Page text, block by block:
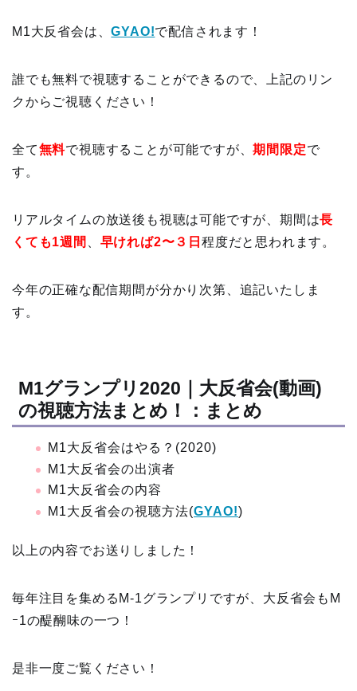
M1大反省会は、GYAO!で配信されます！
誰でも無料で視聴することができるので、上記のリン
クからご視聴ください！
全て無料で視聴することが可能ですが、期間限定で
す。
リアルタイムの放送後も視聴は可能ですが、期間は長
くても1週間
早ければ2〜３日程度だと思われます。
今年の正確な配信期間が分かり次第、追記いたしま
す。
M1グランプリ2020｜大反省会(動画)
の視聴方法まとめ！：まとめ
M1大反省会はやる？(2020)
M1大反省会の出演者
M1大反省会の内容
M1大反省会の視聴方法(GYAO!)
以上の内容でお送りしました！
毎年注目を集めるM-1グランプリですが、大反省会もM
ｰ1の醍醐味の一つ！
是非一度ご覧ください！